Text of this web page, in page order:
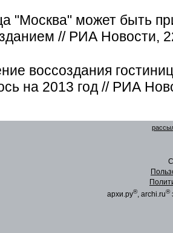
"Москва" может быть
// РИА Новости,
воссоздания
на 2013 год // РИА
архи.ру®, archi.ru®